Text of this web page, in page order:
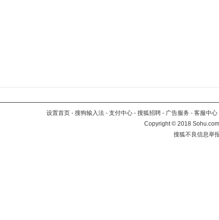
设置首页 - 搜狗输入法 - 支付中心 - 搜狐招聘 - 广告服务 - 客服中心
Copyright©2018
搜狐不良信息举